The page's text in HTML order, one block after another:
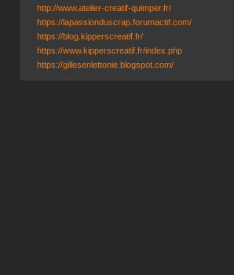
http://www.atelier-creatif-quimper.fr/
https://lapassionduscrap.forumactif.com/
https://blog.kipperscreatif.fr/
https://www.kipperscreatif.fr/index.php
https://gillesenlettonie.blogspot.com/